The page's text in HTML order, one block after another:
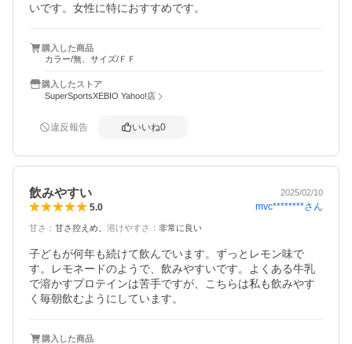
いです。女性に特におすすめです。
購入した商品
カラー/無、サイズ/ＦＦ
購入したストア
SuperSportsXEBIO Yahoo!店
違反報告 いいね0
飲みやすい 2025/02/10
5.0 mvc********さん
甘さ ： 甘さ控えめ 溶けやすさ ： 非常に良い
子どもが何年も続けて飲んでいます。ずっとレモン味で
す。レモネードのようで、飲みやすいです。よくある牛乳
で溶かすプロテインは苦手ですが、こちらは私も飲みやす
く毎朝飲むようにしています。
購入した商品